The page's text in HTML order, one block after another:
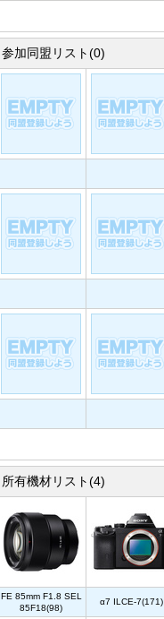
参加同盟リスト(0)
所有機材リスト(4)
FE 85mm F1.8 SEL
85F18(98)
α7 ILCE-7(171)